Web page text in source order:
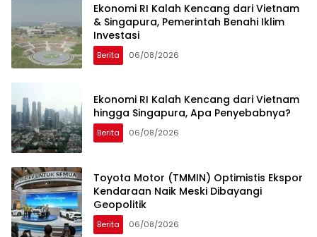
Ekonomi RI Kalah Kencang dari Vietnam
& Singapura, Pemerintah Benahi Iklim
Investasi
Berita 06/08/2026
Ekonomi RI Kalah Kencang dari Vietnam
hingga Singapura, Apa Penyebabnya?
Berita 06/08/2026
Toyota Motor (TMMIN) Optimistis Ekspor
Kendaraan Naik Meski Dibayangi
Geopolitik
Berita 06/08/2026